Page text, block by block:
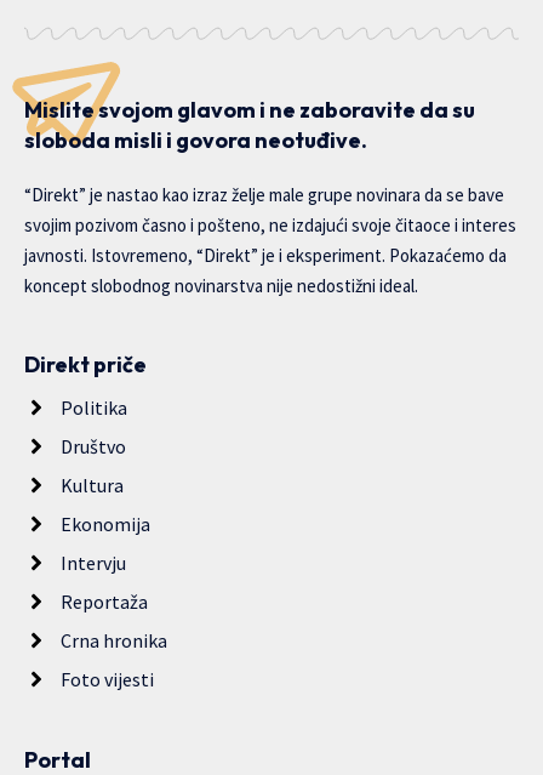
Mislite svojom glavom i ne zaboravite da su
sloboda misli i govora neotuđive.
“Direkt” je nastao kao izraz želje male grupe novinara da se bave
svojim pozivom časno i pošteno, ne izdajući svoje čitaoce i interes
javnosti. Istovremeno, “Direkt” je i eksperiment. Pokazaćemo da
koncept slobodnog novinarstva nije nedostižni ideal.
Direkt priče
Politika
Društvo
Kultura
Ekonomija
Intervju
Reportaža
Crna hronika
Foto vijesti
Portal